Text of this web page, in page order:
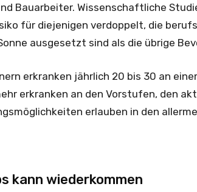
Bauarbeiter. Wissenschaftliche
für diejenigen verdoppelt, die
ausgesetzt sind als die übrige
erkranken jährlich 20 bis 30 an
erkranken an den Vorstufen, den
erlauben in den
kann wiederkommen